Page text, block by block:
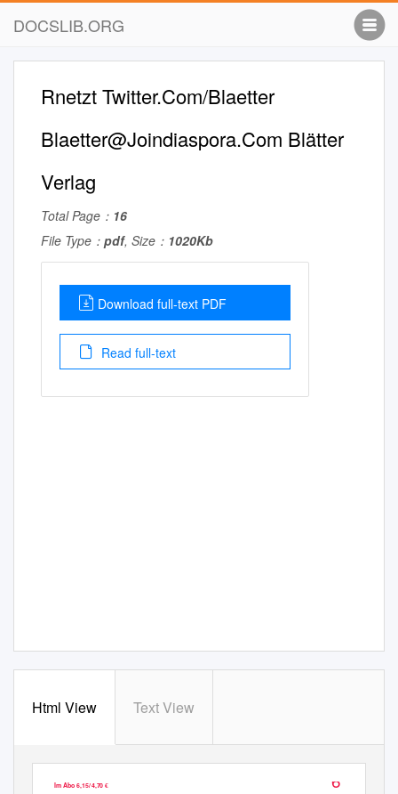
DOCSLIB.ORG
Rnetzt Twitter.Com/Blaetter
Blaetter@Joindiaspora.Com Blätter
Verlag
Total Page： 16
File Type： pdf, Size： 1020Kb
Download full-text PDF
Read full-text
Html View Text View
Im Abo 6,15/4,70 € 6’12